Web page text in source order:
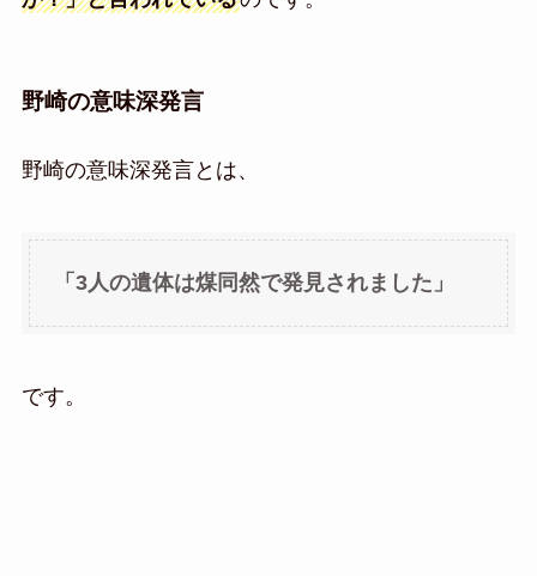
野崎の意味深発言
野崎の意味深発言とは、
「3人の遺体は煤同然で発見されました」
です。